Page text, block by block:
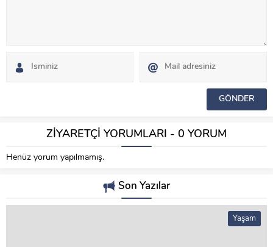
ZİYARETÇİ YORUMLARI - 0 YORUM
Henüz yorum yapılmamış.
Son Yazılar
Yaşam